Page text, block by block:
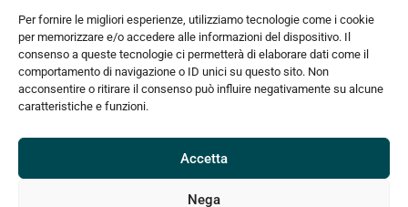
Per fornire le migliori esperienze, utilizziamo tecnologie come i cookie
per memorizzare e/o accedere alle informazioni del dispositivo. Il
consenso a queste tecnologie ci permetterà di elaborare dati come il
comportamento di navigazione o ID unici su questo sito. Non
acconsentire o ritirare il consenso può influire negativamente su alcune
caratteristiche e funzioni.
Accetta
Nega
emozionale ed
esclusiva che
coniuga praticità
a risparmio di
tempo e denaro
grazie alla
tecnologia
permette di
45 C
10135 Torino
(+39) 375
830 2589
www.om3d.it
Capannoni
10 Annunci
Case -
127 Annunci